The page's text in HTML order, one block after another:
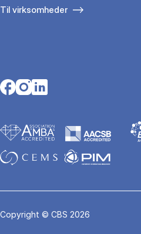
Til virksomheder
Opens in a new tab
Opens in a new tab
Opens in a new tab
Copyright © CBS 2026